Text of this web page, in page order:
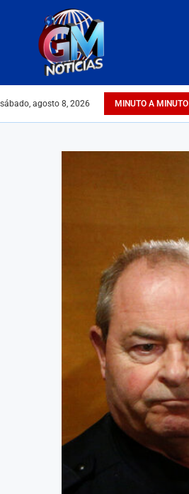
sábado, agosto 8, 2026 MINUTO A MINUTO